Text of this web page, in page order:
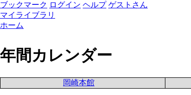
ブックマーク ログイン ヘルプ ゲストさん
マイライブラリ
ホーム
年間カレンダー
岡崎本館